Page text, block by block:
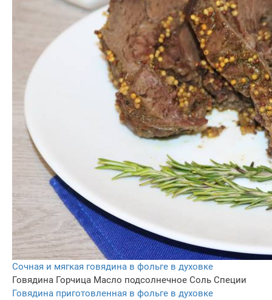
Сочная и мягкая говядина в фольге в духовке
Говядина Горчица Масло подсолнечное Соль Специи
Говядина приготовленная в фольге в духовке